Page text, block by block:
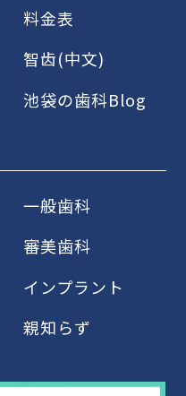
料金表
智齿(中文)
池袋の歯科Blog
一般歯科
審美歯科
インプラント
親知らず